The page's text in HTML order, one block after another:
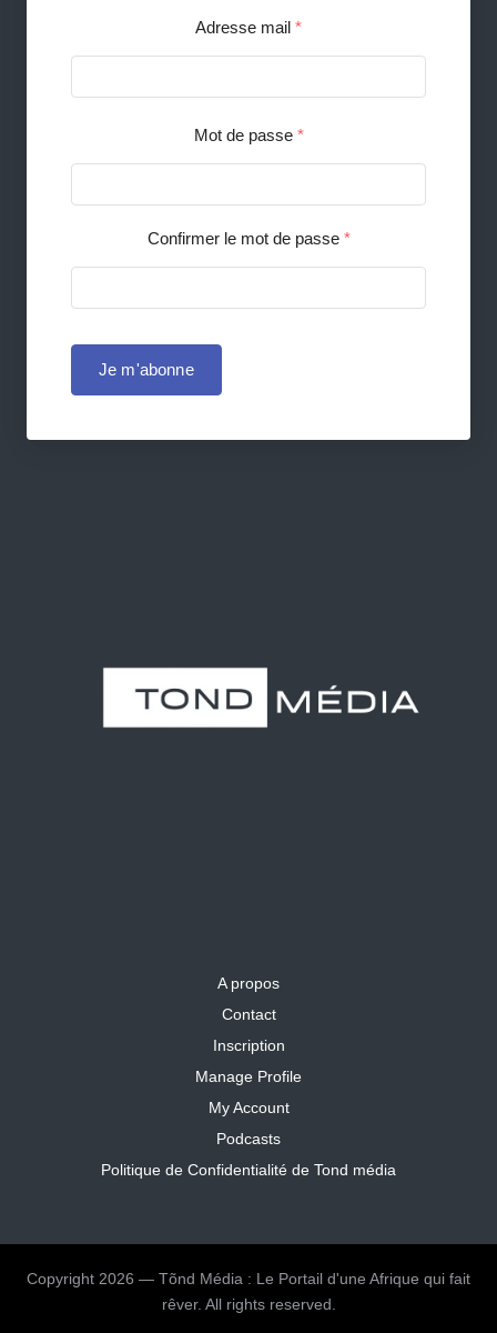
Adresse mail *
Mot de passe *
Confirmer le mot de passe *
Je m'abonne
A propos
Contact
Inscription
Manage Profile
My Account
Podcasts
Politique de Confidentialité de Tond média
Copyright 2026 — Tõnd Média : Le Portail d'une Afrique qui fait
rêver. All rights reserved.